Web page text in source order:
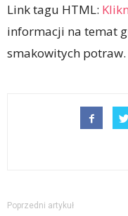
Link tagu HTML:
informacji na temat
smakowitych potraw.
Poprzedni artykuł